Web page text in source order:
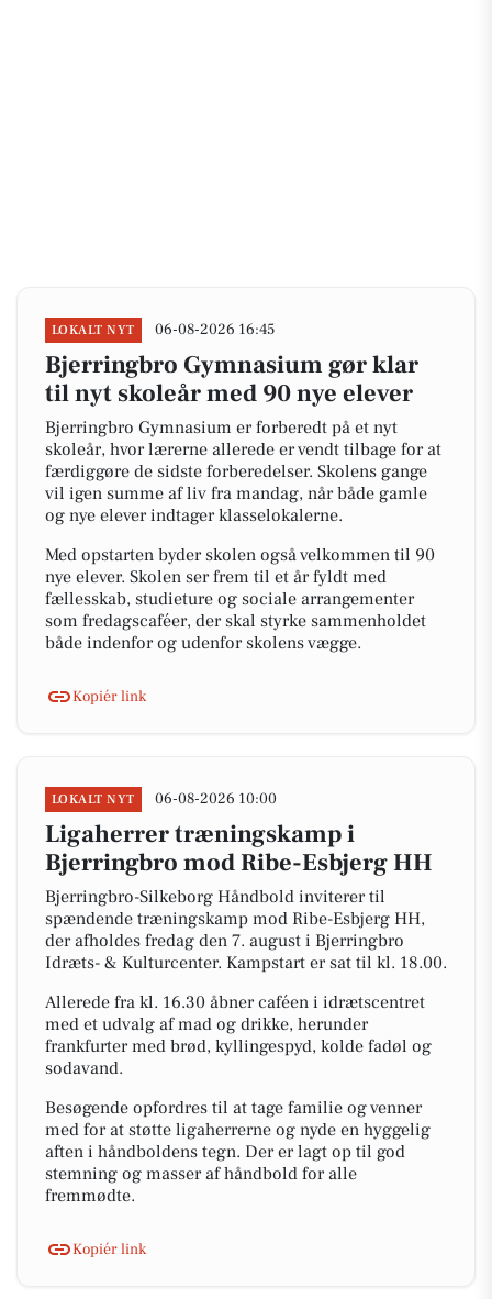
LOKALT NYT 06-08-2026 16:45
Bjerringbro Gymnasium gør klar
til nyt skoleår med 90 nye elever
Bjerringbro Gymnasium er forberedt på et nyt
skoleår, hvor lærerne allerede er vendt tilbage for at
færdiggøre de sidste forberedelser. Skolens gange
vil igen summe af liv fra mandag, når både gamle
og nye elever indtager klasselokalerne.
Med opstarten byder skolen også velkommen til 90
nye elever. Skolen ser frem til et år fyldt med
fællesskab, studieture og sociale arrangementer
som fredagscaféer, der skal styrke sammenholdet
både indenfor og udenfor skolens vægge.
Kopiér link
LOKALT NYT 06-08-2026 10:00
Ligaherrer træningskamp i
Bjerringbro mod Ribe-Esbjerg HH
Bjerringbro-Silkeborg Håndbold inviterer til
spændende træningskamp mod Ribe-Esbjerg HH,
der afholdes fredag den 7. august i Bjerringbro
Idræts- & Kulturcenter. Kampstart er sat til kl. 18.00.
Allerede fra kl. 16.30 åbner caféen i idrætscentret
med et udvalg af mad og drikke, herunder
frankfurter med brød, kyllingespyd, kolde fadøl og
sodavand.
Besøgende opfordres til at tage familie og venner
med for at støtte ligaherrerne og nyde en hyggelig
aften i håndboldens tegn. Der er lagt op til god
stemning og masser af håndbold for alle
fremmødte.
Kopiér link